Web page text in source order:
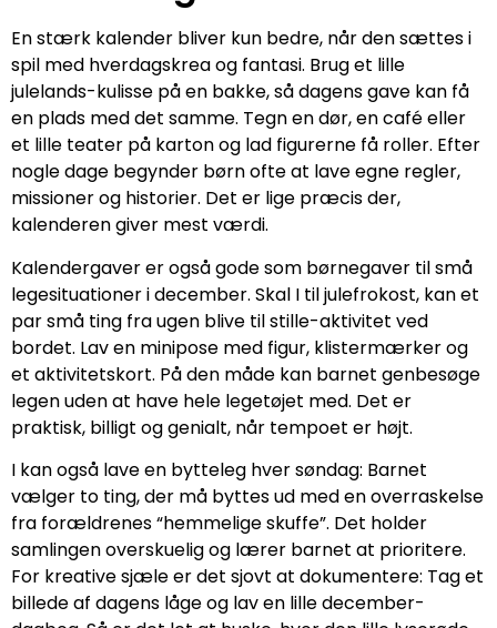
En stærk kalender bliver kun bedre, når den sættes i
spil med hverdagskrea og fantasi. Brug et lille
julelands-kulisse på en bakke, så dagens gave kan få
en plads med det samme. Tegn en dør, en café eller
et lille teater på karton og lad figurerne få roller. Efter
nogle dage begynder børn ofte at lave egne regler,
missioner og historier. Det er lige præcis der,
kalenderen giver mest værdi.
Kalendergaver er også gode som børnegaver til små
legesituationer i december. Skal I til julefrokost, kan et
par små ting fra ugen blive til stille-aktivitet ved
bordet. Lav en minipose med figur, klistermærker og
et aktivitetskort. På den måde kan barnet genbesøge
legen uden at have hele legetøjet med. Det er
praktisk, billigt og genialt, når tempoet er højt.
I kan også lave en bytteleg hver søndag: Barnet
vælger to ting, der må byttes ud med en overraskelse
fra forældrenes “hemmelige skuffe”. Det holder
samlingen overskuelig og lærer barnet at prioritere.
For kreative sjæle er det sjovt at dokumentere: Tag et
billede af dagens låge og lav en lille december-